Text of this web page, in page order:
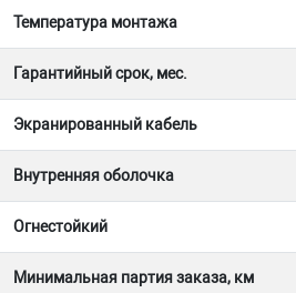
Температура монтажа
Гарантийный срок, мес.
Экранированный кабель
Внутренняя оболочка
Огнестойкий
Минимальная партия заказа, км